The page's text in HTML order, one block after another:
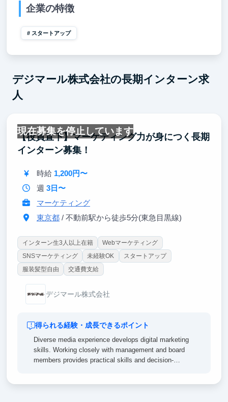
企業の特徴
スタートアップ
デジマール株式会社の長期インターン求
人
現在募集を停止しています
【役員直下】マーケティング力が身につく長期
インターン募集！
時給 1,200円〜
週 3日〜
マーケティング
東京都/ 不動前駅から徒歩5分(東急目黒線)
インターン生3人以上在籍
Webマーケティング
SNSマーケティング
未経験OK
スタートアップ
服装髪型自由
交通費支給
デジマール株式会社
得られる経験・成長できるポイント
Diverse media experience develops digital marketing
skills. Working closely with management and board
members provides practical skills and decision-